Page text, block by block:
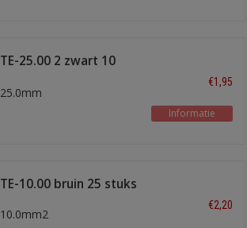
TE-25.00 2 zwart 10
25.0mm
€1,95
Informatie
TE-10.00 bruin 25 stuks
10.0mm2
€2,20